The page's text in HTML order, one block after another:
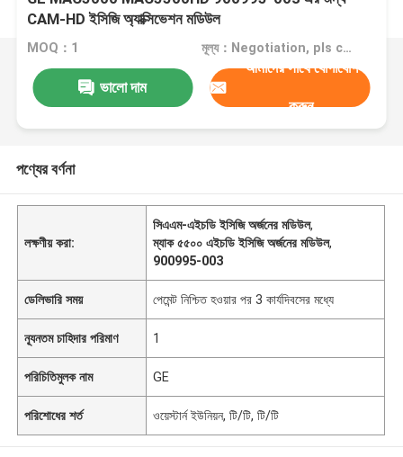
CAM-HD ইসিজি অ্যাক্সিভেশন মডিউল
MOQ：1 মূল্য：Negotiation, pls contact me
ভালো দাম
আমাদের সাথে যোগাযোগ
করুন
পণ্যের বর্ণনা
লক্ষণীয় করা:
সিএএম-এইচডি ইসিজি অর্জনের মডিউল,
ম্যাক ৫৫০০ এইচডি ইসিজি অর্জনের মডিউল,
900995-003
ডেলিভারি সময় পেমেন্ট নিশ্চিত হওয়ার পর 3 কার্যদিবসের মধ্যে
ন্যূনতম চাহিদার পরিমাণ 1
পরিচিতিমুলক নাম GE
পরিশোধের শর্ত ওয়েস্টার্ন ইউনিয়ন, টি/টি, টি/টি